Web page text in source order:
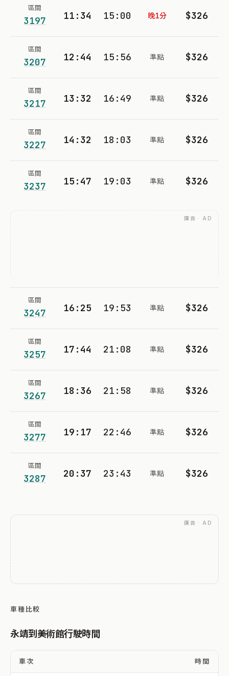
區間
3197 11:34 15:00 晚1分 $326
區間
3207 12:44 15:56 準點 $326
區間
3217 13:32 16:49 準點 $326
區間
3227 14:32 18:03 準點 $326
區間
3237 15:47 19:03 準點 $326
廣告 · AD
區間
3247 16:25 19:53 準點 $326
區間
3257 17:44 21:08 準點 $326
區間
3267 18:36 21:58 準點 $326
區間
3277 19:17 22:46 準點 $326
區間
3287 20:37 23:43 準點 $326
廣告 · AD
車種比較
永靖到美術館行駛時間
車次 時間